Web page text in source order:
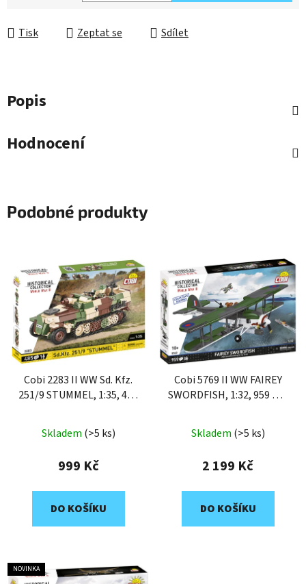
Tisk Zeptat se Sdílet
Popis
Hodnocení
Podobné produkty
Cobi 2283 II WW Sd. Kfz.
251/9 STUMMEL, 1:35, 485
Skladem (>5 ks)
999 Kč
DO KOŠÍKU
Cobi 5769 II WW FAIREY
SWORDFISH, 1:32, 959 k, 3
Skladem (>5 ks)
2 199 Kč
DO KOŠÍKU
NOVINKA